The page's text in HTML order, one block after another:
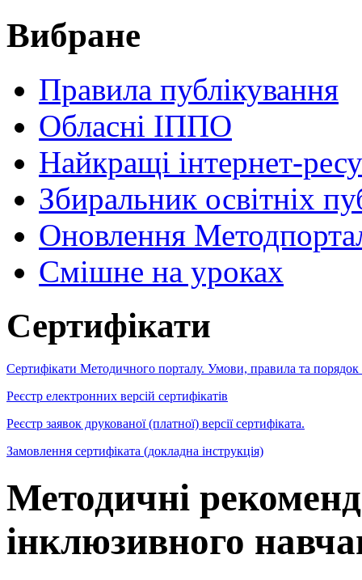
Вибране
Правила публікування
Обласні ІППО
Найкращі інтернет-
Збиральник освітніх
Оновлення
Cмішне на уроках
Сертифікати
Сертифікати Методичного порталу. Умови, правила та порядок
Реєстр електронних версій сертифікатів
Реєстр заявок друкованої (платної) версії сертифіката.
Замовлення сертифіката (докладна інструкція)
Методичні
інклюзивного